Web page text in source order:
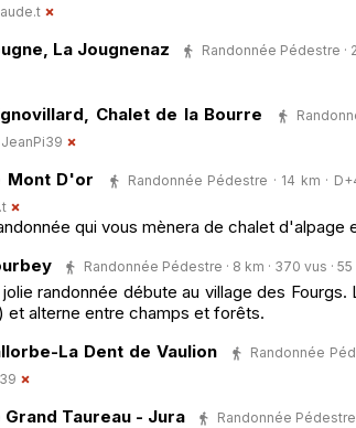
La Jougnenaz Randonnée Pédestre ·
Chalet de la Bourre
JeanPi39
Mont D'or Randonnée Pédestre · 14 km ·
qui vous mènera de chalet d'alpage
Randonnée Pédestre · 8 km · 370 vus · 55
randonnée débute au village des
et alterne entre champs et forêts.
La Dent de Vaulion
Randonnée
Grand Taureau - Jura Randonnée Pédestre